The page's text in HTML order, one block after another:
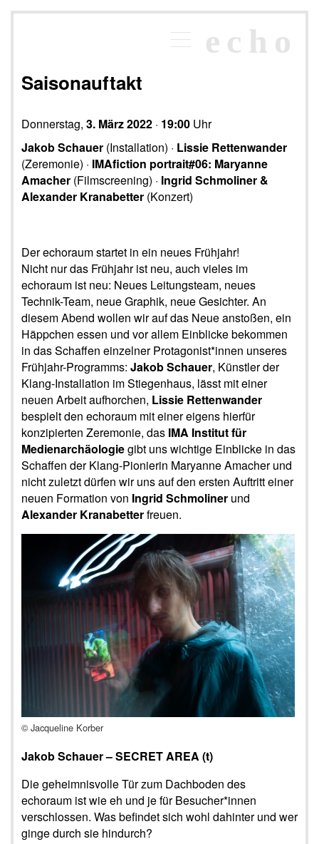
×
Programm
echo
Saisonauftakt
Donnerstag, 3. März 2022 · 19:00 Uhr
Jakob Schauer (Installation) · Lissie Rettenwander
(Zeremonie) · IMAfiction portrait#06: Maryanne
Amacher (Filmscreening) · Ingrid Schmoliner &
Alexander Kranabetter (Konzert)
Der echoraum startet in ein neues Frühjahr!
Nicht nur das Frühjahr ist neu, auch vieles im
echoraum ist neu: Neues Leitungsteam, neues
Technik-Team, neue Graphik, neue Gesichter. An
diesem Abend wollen wir auf das Neue anstoßen, ein
Häppchen essen und vor allem Einblicke bekommen
in das Schaffen einzelner Protagonist*innen unseres
Frühjahr-Programms: Jakob Schauer, Künstler der
Klang-Installation im Stiegenhaus, lässt mit einer
neuen Arbeit aufhorchen, Lissie Rettenwander
bespielt den echoraum mit einer eigens hierfür
konzipierten Zeremonie, das IMA Institut für
Medienarchäologiegibt uns wichtige Einblicke in das
Schaffen der Klang-Pionierin Maryanne Amacher und
nicht zuletzt dürfen wir uns auf den ersten Auftritt einer
neuen Formation von Ingrid Schmoliner und
Alexander Kranabetterfreuen.
© Jacqueline Korber
Jakob Schauer – SECRET AREA (t)
Die geheimnisvolle Tür zum Dachboden des
echoraum ist wie eh und je für Besucher*innen
verschlossen. Was befindet sich wohl dahinter und wer
ginge durch sie hindurch?